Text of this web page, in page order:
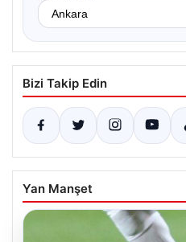
Bizi Takip Edin
Yan Manşet